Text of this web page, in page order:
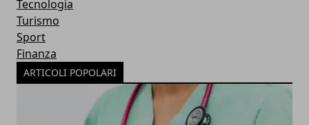
Tecnologia
Turismo
Sport
Finanza
ARTICOLI POPOLARI